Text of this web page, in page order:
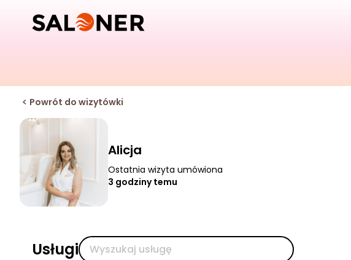
Powrót do wizytówki
Alicja
Ostatnia wizyta umówiona
3 godziny temu
Usługi